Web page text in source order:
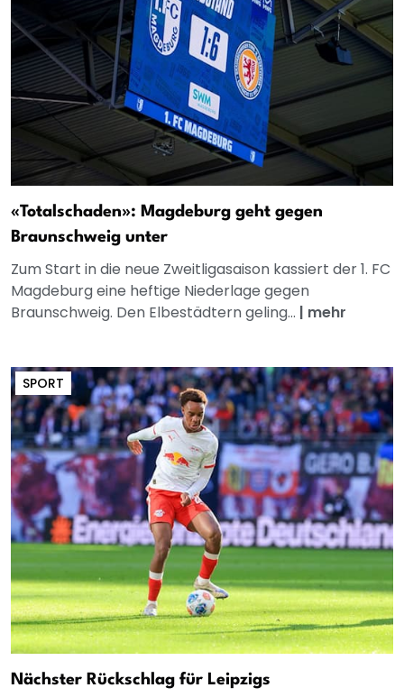
«Totalschaden»: Magdeburg geht gegen
Braunschweig unter
Zum Start in die neue Zweitligasaison kassiert der 1. FC
Magdeburg eine heftige Niederlage gegen
Braunschweig. Den Elbestädtern geling... | mehr
SPORT
Nächster Rückschlag für Leipzigs